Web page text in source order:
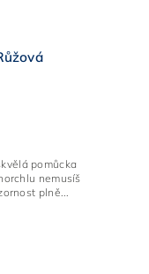
pomůcka
plně...